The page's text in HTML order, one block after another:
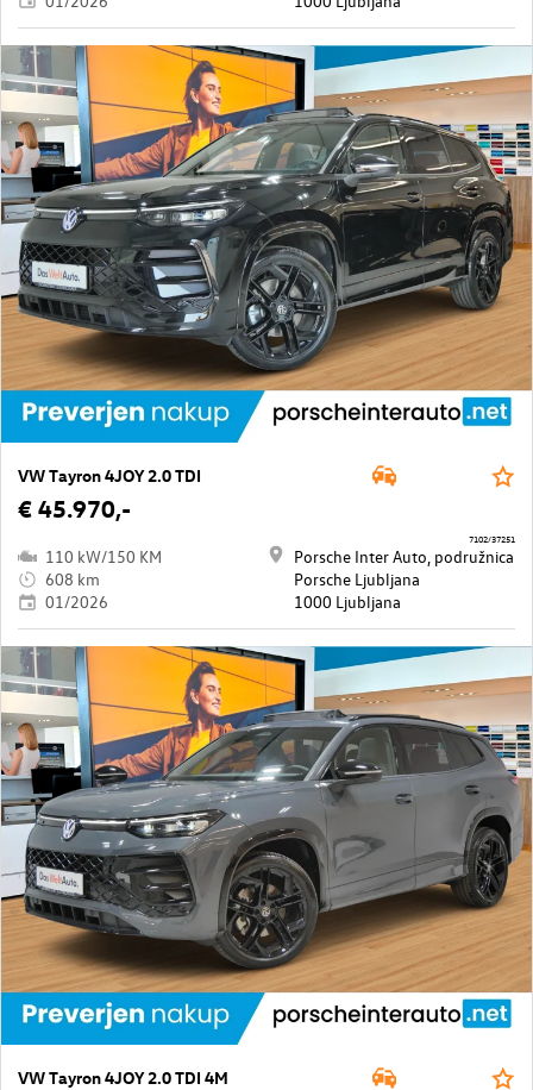
VW Tayron 4JOY 2.0 TDI
€ 45.970,-
110 kW/150 KM
608 km
01/2026
Porsche Inter Auto, podružnica
Porsche Ljubljana
1000 Ljubljana
7102/37251
VW Tayron 4JOY 2.0 TDI 4M